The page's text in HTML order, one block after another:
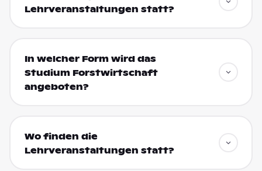
Lehrveranstaltungen statt?
In welcher Form wird das
Studium Forstwirtschaft
angeboten?
Wo finden die
Lehrveranstaltungen statt?